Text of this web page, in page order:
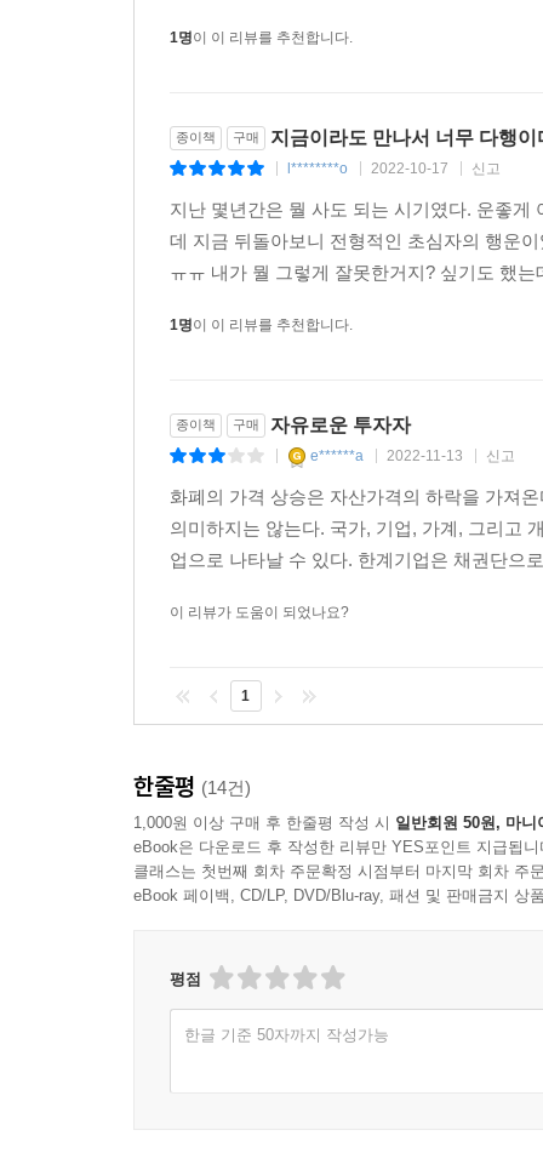
1명이 이 리뷰를 추천합니다.
종이책 구매 지금이라도 만나서 너무 다행이
l********o 2022-10-17 신고
지난 몇년간은 뭘 사도 되는 시기였다. 운좋
데 지금 뒤돌아보니 전형적인 초심자의 행운
ㅠㅠ 내가 뭘 그렇게 잘못한거지? 싶기도 했
1명이 이 리뷰를 추천합니다.
종이책 구매 자유로운 투자자
e******a 2022-11-13 신고
화폐의 가격 상승은 자산가격의 하락을 가져
의미하지는 않는다. 국가, 기업, 가계, 그리고
업으로 나타날 수 있다. 한계기업은 채권단으
이 리뷰가 도움이 되었나요?
1
한줄평 (14건)
1,000원 이상 구매 후 한줄평 작성 시 일반회원 50원, 마니
eBook은 다운로드 후 작성한 리뷰만 YES포인트 지급됩니
클래스는 첫번째 회차 주문확정 시점부터 마지막 회차 주
eBook 페이백, CD/LP, DVD/Blu-ray, 패션 및 판매금지 상
평점
한글 기준 50자까지 작성가능